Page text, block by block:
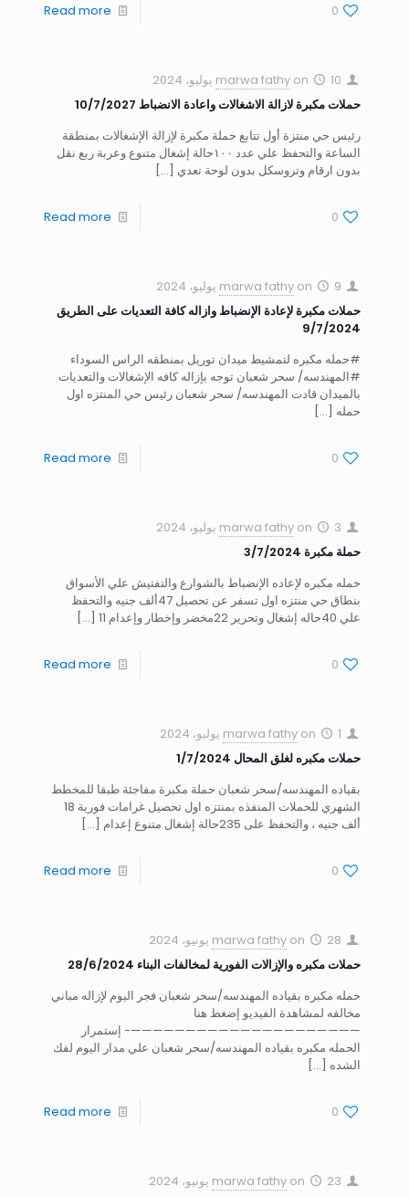
0
Read more
marwa fathy on
10 يوليو، 2024
حملات مكبرة لازالة الاشغالات واعادة الانضباط 10/7/2027
رئيس حي منتزة أول تتابع حملة مكبرة لإزالة الإشغالات بمنطقة
الساعة والتحفظ علي عدد ١٠٠حالة إشغال متنوع وعربة ربع نقل
بدون ارقام وتروسكل بدون لوحة تعدي […]
0
Read more
marwa fathy on
9 يوليو، 2024
حملات مكبرة لإعادة الإنضباط وازاله كافة التعديات على الطريق
9/7/2024
#حمله مكبره لتمشيط ميدان توريل بمنطقه الراس السوداء
#المهندسه/ سحر شعبان توجه بإزاله كافه الإشغالات والتعديات
بالميدان قادت المهندسه/ سحر شعبان رئيس حي المنتزه اول
حمله […]
0
Read more
marwa fathy on
3 يوليو، 2024
حملة مكبرة 3/7/2024
حمله مكبره لإعاده الإنضباط بالشوارع والتفتيش علي الأسواق
بنطاق حي منتزه اول تسفر عن تحصيل 47ألف جنيه والتحفظ
علي 40حاله إشغال وتحرير 22مخضر وإخطار وإعدام 11
[…]
0
Read more
marwa fathy on
1 يوليو، 2024
حملات مكبره لغلق المحال 1/7/2024
بقياده المهندسه/سحر شعبان حملة مكبرة مفاجئة طبقا للمخطط
الشهري للحملات المنفذه بمنتزه اول تحصيل غرامات فورية 18
ألف جنيه ، والتحفظ على 235حالة إشغال متنوع إعدام
[…]
0
Read more
marwa fathy on
28 يونيو، 2024
حملات مكبره والإزالات الفورية لمخالفات البناء 28/6/2024
حمله مكبره بقياده المهندسه/سحر شعبان فجر اليوم لإزاله مباني
مخالفه لمشاهدة الفيديو إضغط هنا
—————————————————————- إستمرار
الحمله مكبره بقياده المهندسه/سحر شعبان علي مدار اليوم لفك
الشده […]
0
Read more
marwa fathy on
23 يونيو، 2024